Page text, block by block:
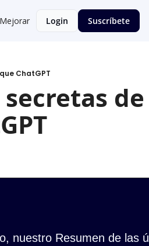
Mejorar Login Suscríbete
ChatGPT
nuestro Resumen de las